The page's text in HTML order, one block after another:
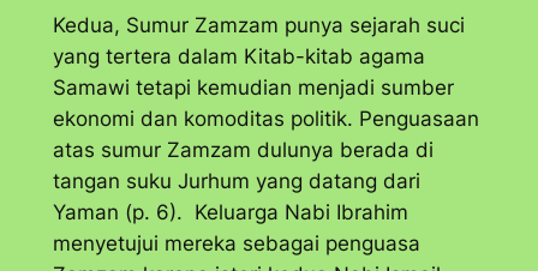
Kedua, Sumur Zamzam punya sejarah suci
yang tertera dalam Kitab-kitab agama
Samawi tetapi kemudian menjadi sumber
ekonomi dan komoditas politik. Penguasaan
atas sumur Zamzam dulunya berada di
tangan suku Jurhum yang datang dari
Yaman (p. 6). Keluarga Nabi Ibrahim
menyetujui mereka sebagai penguasa